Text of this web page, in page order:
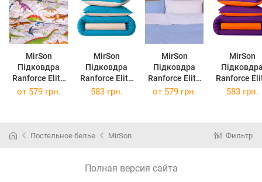
MirSon
Підковдра
Ranforce Elite
17-0022 Onofre
MirSon
Підковдра
Ranforce Elite
Camillo
MirSon
Підковдра
Ranforce Elite
Rebeca 110 x
MirSon
Ranforce
Christiano
от 579 грн. 583 грн. от 579 грн. 583 грн.
Постельное белье MirSon Фильтр
Полная версия сайта